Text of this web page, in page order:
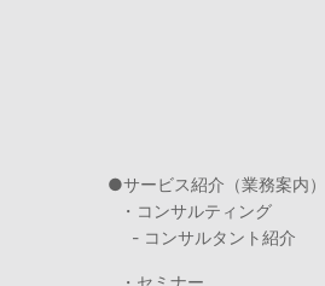
サービス紹介（業務案内）
・コンサルティング
- コンサルタント紹介
・セミナー